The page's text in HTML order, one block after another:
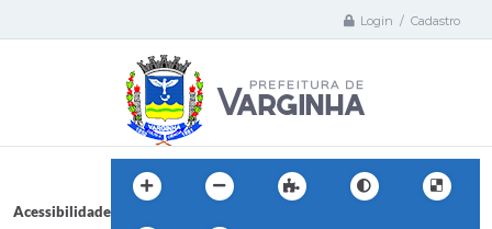
Login / Cadastro
Acessibilidade